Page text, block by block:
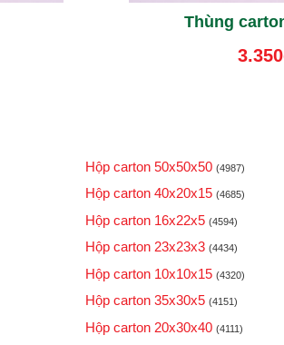
Thùng
Hộp carton 50x50x50 (4987)
Hộp carton 40x20x15 (4685)
Hộp carton 16x22x5 (4594)
Hộp carton 23x23x3 (4434)
Hộp carton 10x10x15 (4320)
Hộp carton 35x30x5 (4151)
Hộp carton 20x30x40 (4111)